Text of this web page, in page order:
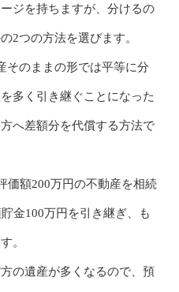
ジを持ちますが、分けるの
2つの方法を選びます。
そのままの形では平等に分
多く引き継ぐことになった
へ差額分を代償する方法で
価額200万円の不動産を相続
金100万円を引き継ぎ、も
。
の遺産が多くなるので、預